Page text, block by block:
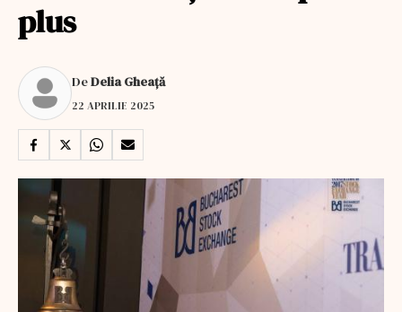
plus
DeDelia Gheață
22 APRILIE 2025